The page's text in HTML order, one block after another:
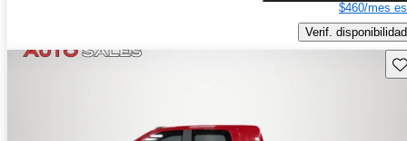
$460/mes
Verif. disponibilidad